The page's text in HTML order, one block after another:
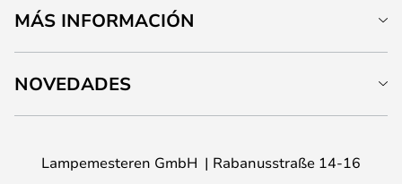
MÁS INFORMACIÓN
NOVEDADES
Lampemesteren GmbH
Rabanusstraße 14-16